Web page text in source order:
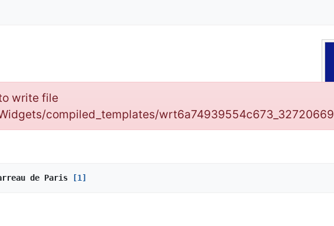
write file
compiled_templates/wrt6a74939554c673_32720669
de Paris [1]